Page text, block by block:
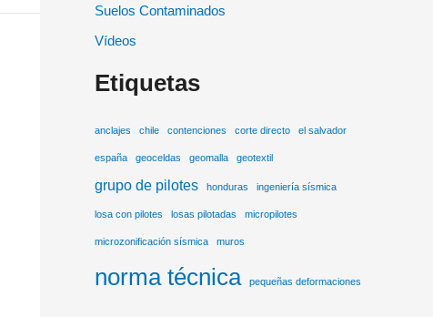
Suelos Contaminados
Vídeos
Etiquetas
anclajes chile contenciones corte directo el salvador
españa geoceldas geomalla geotextil
grupo de pilotes honduras ingeniería sísmica
losa con pilotes losas pilotadas micropilotes
microzonificación sísmica muros
norma técnica pequeñas deformaciones